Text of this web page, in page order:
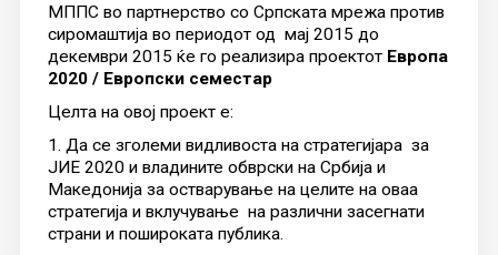
МППС во партнерство со Српската мрежа против
сиромаштија во периодот од мај 2015 до
декември 2015 ќе го реализира проектот Европа
2020 / Европски семестар
Целта на овој проект е:
1. Да се ​​зголеми видливоста на стратегијара за
ЈИЕ 2020 и владините обврски на Србија и
Македонија за остварување на целите на оваа
стратегија и вклучување на различни засегнати
страни и пошироката публика.